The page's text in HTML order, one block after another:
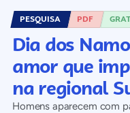
PESQUISA PDF
Dia dos
amor que
na regional
Homens aparecem com